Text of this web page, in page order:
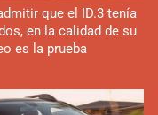
que el ID.3 tenía
en la calidad de su
es la prueba